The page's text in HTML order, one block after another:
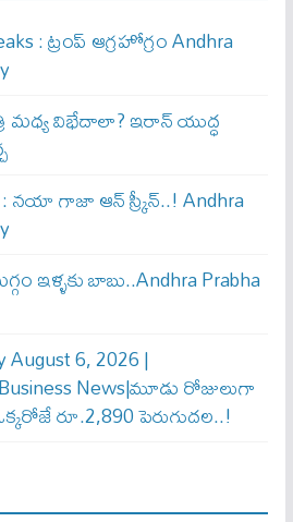
: ట్రంప్ ఆగ్ర‌హోగ్రం Andhra
మధ్య విభేదాలా? ఇరాన్ యుద్ధ
: న‌యా గాజా ఆన్ స్క్రీన్‌..! Andhra
ఇళ్ళ‌కు బాబు..Andhra Prabha
August 6, 2026 |
News|మూడు రోజులుగా
రూ.2,890 పెరుగుద‌ల‌..!